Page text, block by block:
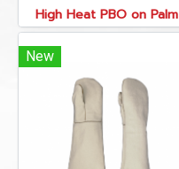
High Heat PBO on Palm
New